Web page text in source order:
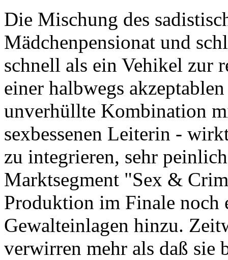
Die Mischung des
Mädchenpensionat und
schnell als ein Vehikel zur
einer halbwegs
unverhüllte Kombination
sexbessenen Leiterin -
zu integrieren, sehr
Marktsegment "Sex &
Produktion im Finale noch
Gewalteinlagen hinzu.
verwirren mehr als daß sie